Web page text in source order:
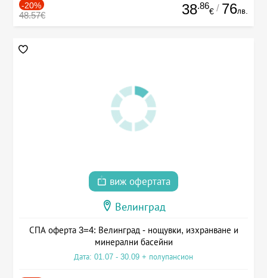
-20%
48.57€ 38.86
€ / 76лв.
виж офертата
Велинград
СПА оферта 3=4: Велинград - нощувки, изхранване и
минерални басейни
Дата: 01.07 - 30.09 + полупансион